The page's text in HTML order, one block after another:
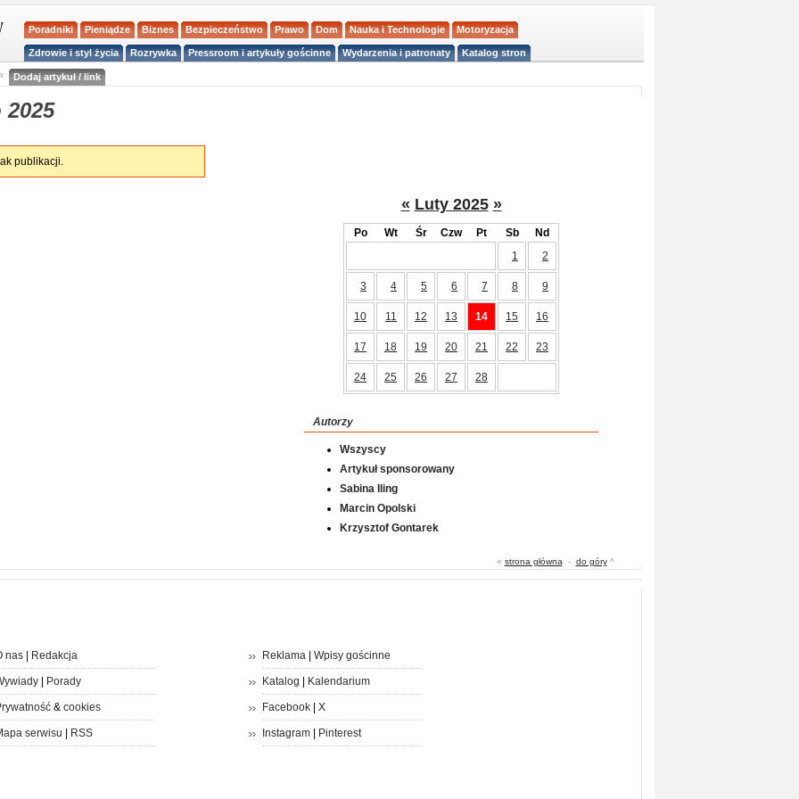
Poradniki Pieniądze Biznes Bezpieczeństwo Prawo Dom Nauka i Technologie Motoryzacja
Zdrowie i styl życia Rozrywka Pressroom i artykuły gościnne Wydarzenia i patronaty Katalog stron
Dodaj artykuł / link
publikacji.
« Luty 2025 »
Po Wt Śr Czw Pt Sb
Nd
1
2
3 4 5 6 7 8 9
10 11 12 13 14 15 16
17 18 19 20 21 22 23
24 25 26 27 28
Autorzy
Wszyscy
Artykuł sponsorowany
Sabina Iling
Marcin Opolski
Krzysztof Gontarek
« strona główna - do góry^
nas| Redakcja
| Porady
& cookies
serwisu RSS
Reklama| Wpisy gościnne
Katalog Kalendarium
Facebook| X
Instagram| Pinterest